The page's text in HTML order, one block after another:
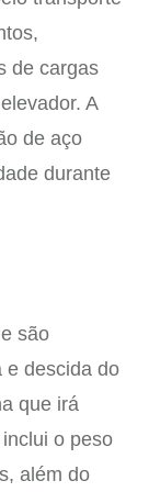
de cargas
A
de aço
durante
são
e descida do
que irá
o peso
além do